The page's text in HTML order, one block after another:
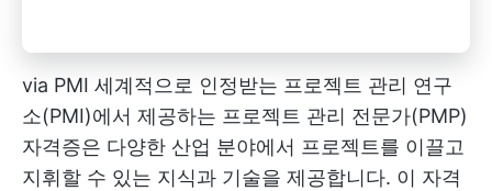
via PMI 세계적으로 인정받는 프로젝트 관리 연구
소(PMI)에서 제공하는 프로젝트 관리 전문가(PMP)
자격증은 다양한 산업 분야에서 프로젝트를 이끌고
지휘할 수 있는 지식과 기술을 제공합니다. 이 자격